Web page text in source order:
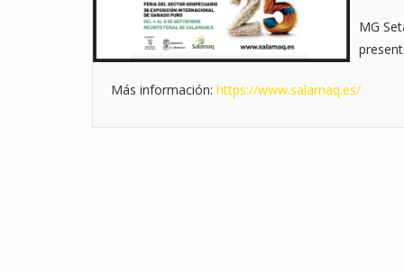
MG
Más información: https://www.salamaq.es/